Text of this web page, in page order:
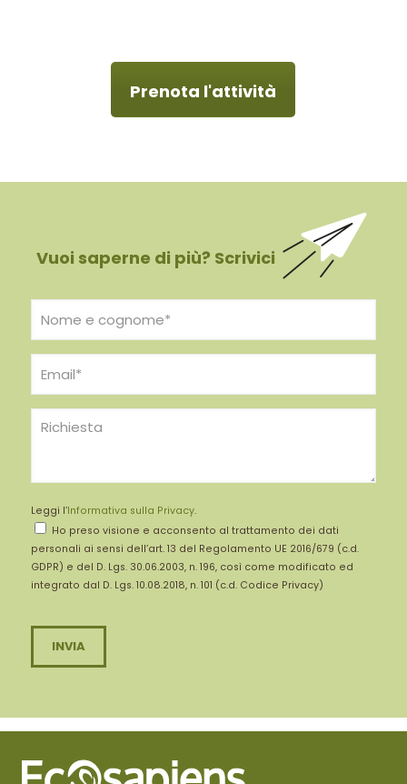
Prenota l'attività
Vuoi saperne di più? Scrivici
Leggi l’Informativa sulla Privacy.
Ho preso visione e acconsento al trattamento dei dati
personali ai sensi dell’art. 13 del Regolamento UE 2016/679 (c.d.
GDPR) e del D. Lgs. 30.06.2003, n. 196, così come modificato ed
integrato dal D. Lgs. 10.08.2018, n. 101 (c.d. Codice Privacy)